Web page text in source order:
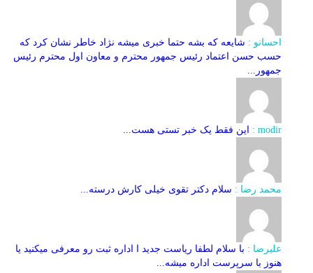
احسانو : شایعه که بشه حتما خبری میشه نژاد خاطر نشان کرد که
حسب حسن اعتماد رئیس جمهور محترم و معاون اول محترم رئیس
جمهور...
modir : این فقط یک خبر تستی هست...
محمد رضا : سلام دکتر تقوی خیلی کارش درسته...
علیرضا : با سلام لطفا ریاست جدید ا اداره ثبت‌ رو معرفی میکنید یا
هنوز با سرپرست اداره‌ میشه...